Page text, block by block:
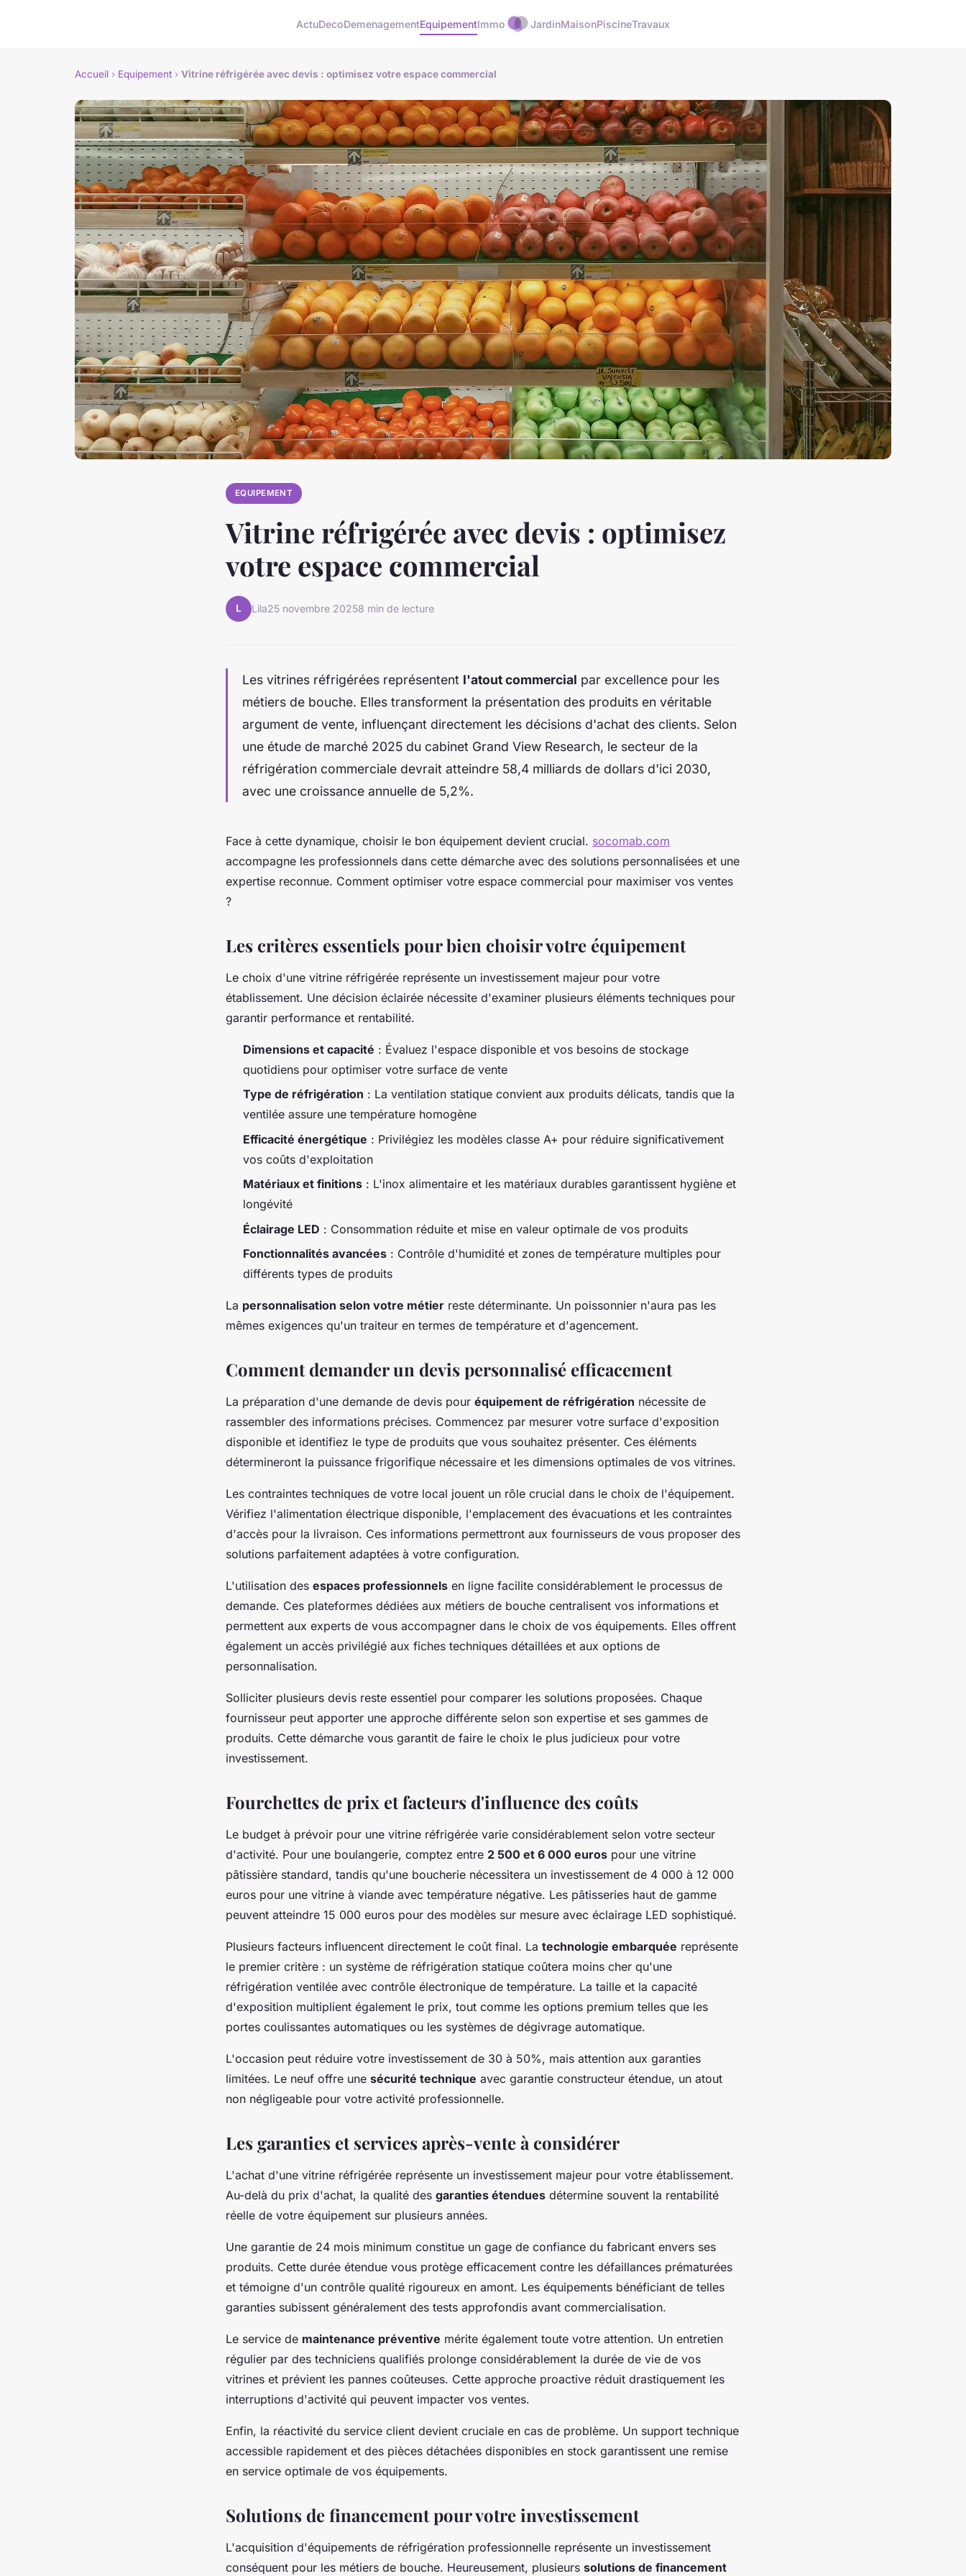
ActuDecoDemenagementEquipementImmo JardinMaisonPiscineTravaux
Accueil › Equipement › Vitrine réfrigérée avec devis : optimisez votre espace commercial
EQUIPEMENT
Vitrine réfrigérée avec devis : optimisez
votre espace commercial
L Lila25 novembre 20258 min de lecture
Les vitrines réfrigérées représentent l'atout commercial par excellence pour les
métiers de bouche. Elles transforment la présentation des produits en véritable
argument de vente, influençant directement les décisions d'achat des clients. Selon
une étude de marché 2025 du cabinet Grand View Research, le secteur de la
réfrigération commerciale devrait atteindre 58,4 milliards de dollars d'ici 2030,
avec une croissance annuelle de 5,2%.
Face à cette dynamique, choisir le bon équipement devient crucial. socomab.com
accompagne les professionnels dans cette démarche avec des solutions personnalisées et une
expertise reconnue. Comment optimiser votre espace commercial pour maximiser vos ventes
?
Les critères essentiels pour bien choisir votre équipement
Le choix d'une vitrine réfrigérée représente un investissement majeur pour votre
établissement. Une décision éclairée nécessite d'examiner plusieurs éléments techniques pour
garantir performance et rentabilité.
Dimensions et capacité : Évaluez l'espace disponible et vos besoins de stockage
quotidiens pour optimiser votre surface de vente
Type de réfrigération : La ventilation statique convient aux produits délicats, tandis que la
ventilée assure une température homogène
Efficacité énergétique : Privilégiez les modèles classe A+ pour réduire significativement
vos coûts d'exploitation
Matériaux et finitions : L'inox alimentaire et les matériaux durables garantissent hygiène et
longévité
Éclairage LED : Consommation réduite et mise en valeur optimale de vos produits
Fonctionnalités avancées : Contrôle d'humidité et zones de température multiples pour
différents types de produits
La personnalisation selon votre métier reste déterminante. Un poissonnier n'aura pas les
mêmes exigences qu'un traiteur en termes de température et d'agencement.
Comment demander un devis personnalisé efficacement
La préparation d'une demande de devis pour équipement de réfrigération nécessite de
rassembler des informations précises. Commencez par mesurer votre surface d'exposition
disponible et identifiez le type de produits que vous souhaitez présenter. Ces éléments
détermineront la puissance frigorifique nécessaire et les dimensions optimales de vos vitrines.
Les contraintes techniques de votre local jouent un rôle crucial dans le choix de l'équipement.
Vérifiez l'alimentation électrique disponible, l'emplacement des évacuations et les contraintes
d'accès pour la livraison. Ces informations permettront aux fournisseurs de vous proposer des
solutions parfaitement adaptées à votre configuration.
L'utilisation des espaces professionnels en ligne facilite considérablement le processus de
demande. Ces plateformes dédiées aux métiers de bouche centralisent vos informations et
permettent aux experts de vous accompagner dans le choix de vos équipements. Elles offrent
également un accès privilégié aux fiches techniques détaillées et aux options de
personnalisation.
Solliciter plusieurs devis reste essentiel pour comparer les solutions proposées. Chaque
fournisseur peut apporter une approche différente selon son expertise et ses gammes de
produits. Cette démarche vous garantit de faire le choix le plus judicieux pour votre
investissement.
Fourchettes de prix et facteurs d'influence des coûts
Le budget à prévoir pour une vitrine réfrigérée varie considérablement selon votre secteur
d'activité. Pour une boulangerie, comptez entre 2 500 et 6 000 euros pour une vitrine
pâtissière standard, tandis qu'une boucherie nécessitera un investissement de 4 000 à 12 000
euros pour une vitrine à viande avec température négative. Les pâtisseries haut de gamme
peuvent atteindre 15 000 euros pour des modèles sur mesure avec éclairage LED sophistiqué.
Plusieurs facteurs influencent directement le coût final. La technologie embarquée représente
le premier critère : un système de réfrigération statique coûtera moins cher qu'une
réfrigération ventilée avec contrôle électronique de température. La taille et la capacité
d'exposition multiplient également le prix, tout comme les options premium telles que les
portes coulissantes automatiques ou les systèmes de dégivrage automatique.
L'occasion peut réduire votre investissement de 30 à 50%, mais attention aux garanties
limitées. Le neuf offre une sécurité technique avec garantie constructeur étendue, un atout
non négligeable pour votre activité professionnelle.
Les garanties et services après-vente à considérer
L'achat d'une vitrine réfrigérée représente un investissement majeur pour votre établissement.
Au-delà du prix d'achat, la qualité des garanties étendues détermine souvent la rentabilité
réelle de votre équipement sur plusieurs années.
Une garantie de 24 mois minimum constitue un gage de confiance du fabricant envers ses
produits. Cette durée étendue vous protège efficacement contre les défaillances prématurées
et témoigne d'un contrôle qualité rigoureux en amont. Les équipements bénéficiant de telles
garanties subissent généralement des tests approfondis avant commercialisation.
Le service de maintenance préventive mérite également toute votre attention. Un entretien
régulier par des techniciens qualifiés prolonge considérablement la durée de vie de vos
vitrines et prévient les pannes coûteuses. Cette approche proactive réduit drastiquement les
interruptions d'activité qui peuvent impacter vos ventes.
Enfin, la réactivité du service client devient cruciale en cas de problème. Un support technique
accessible rapidement et des pièces détachées disponibles en stock garantissent une remise
en service optimale de vos équipements.
Solutions de financement pour votre investissement
L'acquisition d'équipements de réfrigération professionnelle représente un investissement
conséquent pour les métiers de bouche. Heureusement, plusieurs solutions de financement